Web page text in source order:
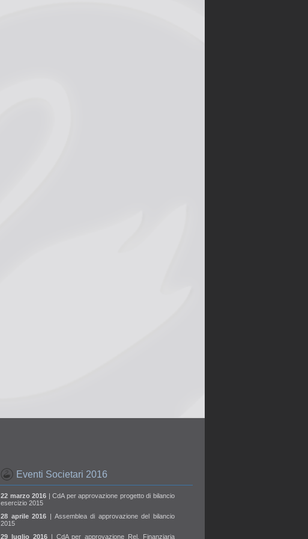
Eventi Societari 2016
22 marzo 2016 | CdA per approvazione progetto di bilancio
esercizio 2015
28 aprile 2016 | Assemblea di approvazione del bilancio
2015
29 luglio 2016 | CdA per approvazione Rel. Finanziaria